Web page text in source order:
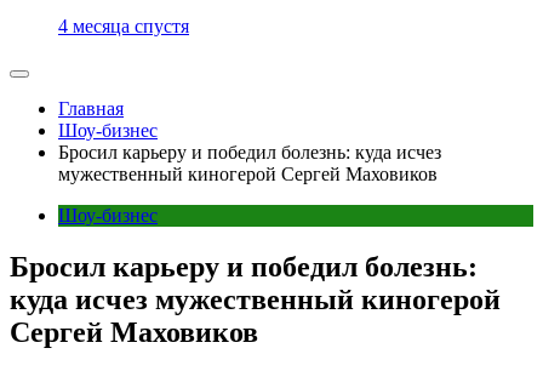
4 месяца спустя
Главная
Шоу-бизнес
Бросил карьеру и победил болезнь: куда исчез
мужественный киногерой Сергей Маховиков
Шоу-бизнес
Бросил карьеру и победил болезнь:
куда исчез мужественный киногерой
Сергей Маховиков